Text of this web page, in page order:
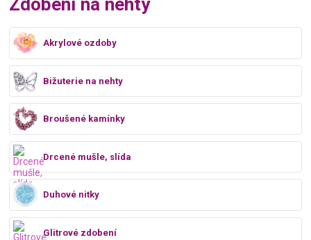
Akrylové ozdoby
Bižuterie na nehty
Broušené kamínky
Drcené mušle, slída
Duhové nitky
Glitrové zdobení